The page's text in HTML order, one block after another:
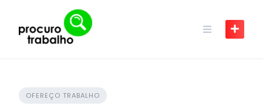
content
OFEREÇO TRABALHO